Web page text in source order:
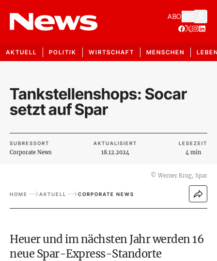
ABO
AKTUELL POLITIK WIRTSCHAFT MENSCHEN
Tankstellenshops: Socar
setzt auf Spar
SUBRESSORT
Corporate News
AKTUALISIERT
18.12.2024
LESEZEIT
4 min
© Werner Krug, Spar
HOME AKTUELL CORPORATE NEWS
Heuer und im nächsten Jahr werden 16
neue Spar-Express-Standorte